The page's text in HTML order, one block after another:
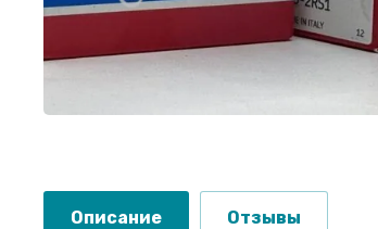
Описание Отзывы